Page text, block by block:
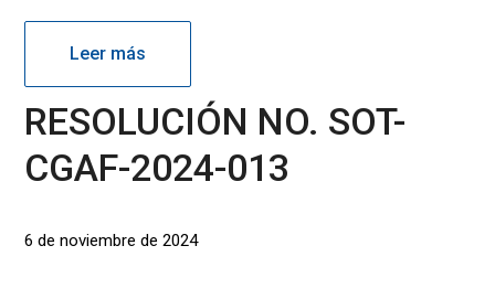
Leer más
RESOLUCIÓN NO. SOT-
CGAF-2024-013
6 de noviembre de 2024